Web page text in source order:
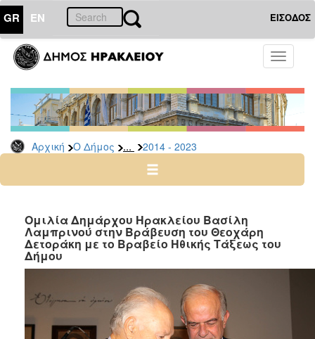
GR EN ΕΙΣΟΔΟΣ
Toggle
Αρχική Ο Δήμος ... 2014 - 2023
ΔΗΜΟΣ
Δήμαρχος
Ομιλίες
-
Χαιρετισμοί
-
2024
-
2014
2007
2013
Ομιλία Δημάρχου Ηρακλείου Βασίλη
Λαμπρινού στην Βράβευση του Θεοχάρη
Δετοράκη με το Βραβείο Ηθικής Τάξεως του
Δήμου